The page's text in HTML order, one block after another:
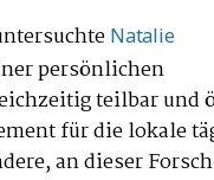
Natalie
persönlichen
teilbar und
für die lokale
an dieser